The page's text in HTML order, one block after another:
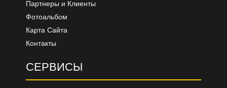
Партнеры и Клиенты
Фотоальбом
Карта Сайта
Контакты
СЕРВИСЫ